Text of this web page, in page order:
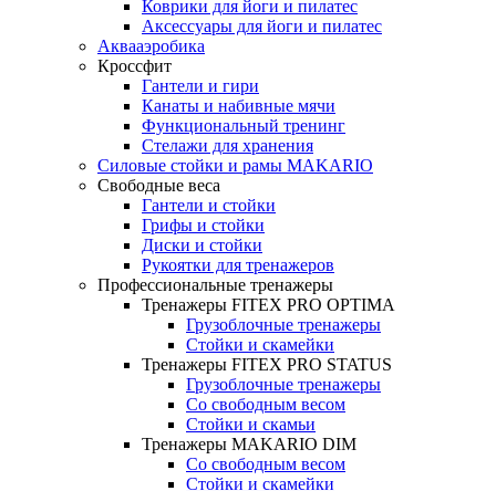
Коврики для йоги и пилатес
Аксессуары для йоги и пилатес
Аквааэробика
Кроссфит
Гантели и гири
Канаты и набивные мячи
Функциональный тренинг
Стелажи для хранения
Силовые стойки и рамы MAKARIO
Свободные веса
Гантели и стойки
Грифы и стойки
Диски и стойки
Рукоятки для тренажеров
Профессиональные тренажеры
Тренажеры FITEX PRO OPTIMA
Грузоблочные тренажеры
Стойки и скамейки
Тренажеры FITEX PRO STATUS
Грузоблочные тренажеры
Со свободным весом
Стойки и скамьи
Тренажеры MAKARIO DIM
Со свободным весом
Стойки и скамейки